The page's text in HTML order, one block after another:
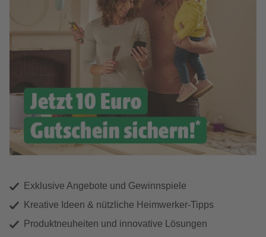
Exklusive Angebote und Gewinnspiele
Kreative Ideen & nützliche Heimwerker-Tipps
Produktneuheiten und innovative Lösungen